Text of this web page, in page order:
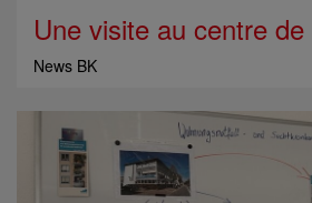
Une visite au centre de
News BK